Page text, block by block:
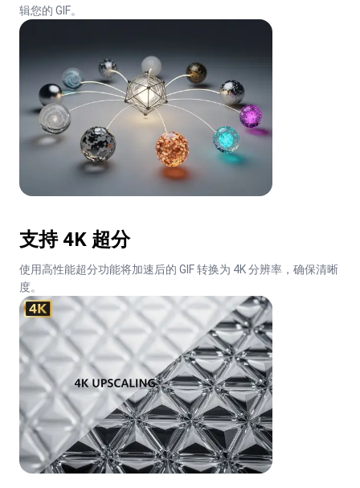
辑您的 GIF。
支持 4K 超分
使用高性能超分功能将加速后的 GIF 转换为 4K 分辨率，确保清晰
度。